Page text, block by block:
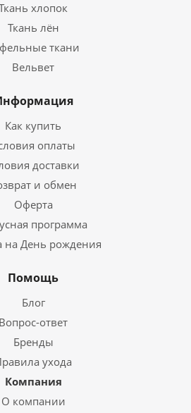
хлопок
Ткань лён
ткани
Вельвет
Как купить
оплаты
доставки
и обмен
Оферта
программа
на День рождения
Помощь
Блог
Вопрос-ответ
Бренды
ухода
Компания
О компании